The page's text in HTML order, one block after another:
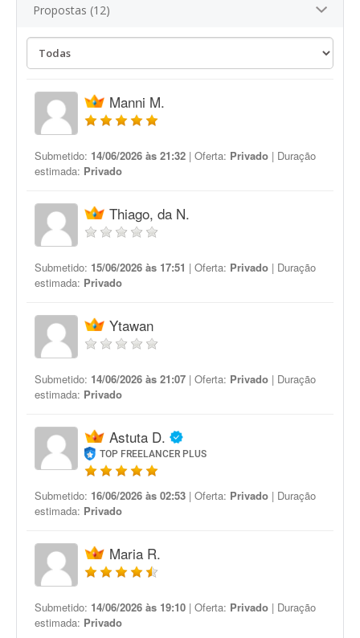
Propostas (12)
Manni M.
Submetido: 14/06/2026 às 21:32 | Oferta: Privado | Duração
estimada: Privado
Thiago, da N.
Submetido: 15/06/2026 às 17:51 | Oferta: Privado | Duração
estimada: Privado
Ytawan
Submetido: 14/06/2026 às 21:07 | Oferta: Privado | Duração
estimada: Privado
Astuta D.
TOP FREELANCER PLUS
Submetido: 16/06/2026 às 02:53 | Oferta: Privado | Duração
estimada: Privado
Maria R.
Submetido: 14/06/2026 às 19:10 | Oferta: Privado | Duração
estimada: Privado